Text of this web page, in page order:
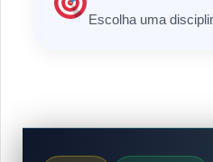
Escolha uma